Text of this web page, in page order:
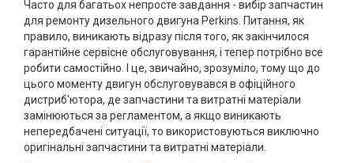
Часто для багатьох непросте завдання - вибір запчастин
для ремонту дизельного двигуна Perkins. Питання, як
правило, виникають відразу після того, як закінчилося
гарантійне сервісне обслуговування, і тепер потрібно все
робити самостійно. І це, звичайно, зрозуміло, тому що до
цього моменту двигун обслуговувався в офіційного
дистриб'ютора, де запчастини та витратні матеріали
замінюються за регламентом, а якщо виникають
непередбачені ситуації, то використовуються виключно
оригінальні запчастини та витратні матеріали.